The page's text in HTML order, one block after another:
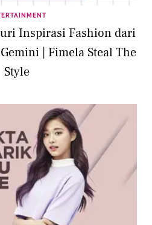
Inspirasi Fashion dari
| Fimela Steal The
Style